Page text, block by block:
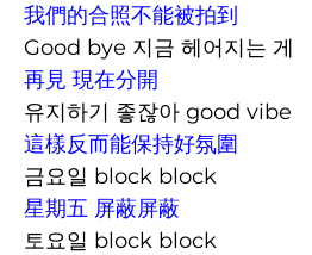
我們的合照不能被拍到
Good bye 지금 헤어지는 게
再見 現在分開
유지하기 좋잖아 good vibe
這樣反而能保持好氛圍
금요일 block block
星期五 屏蔽屏蔽
토요일 block block